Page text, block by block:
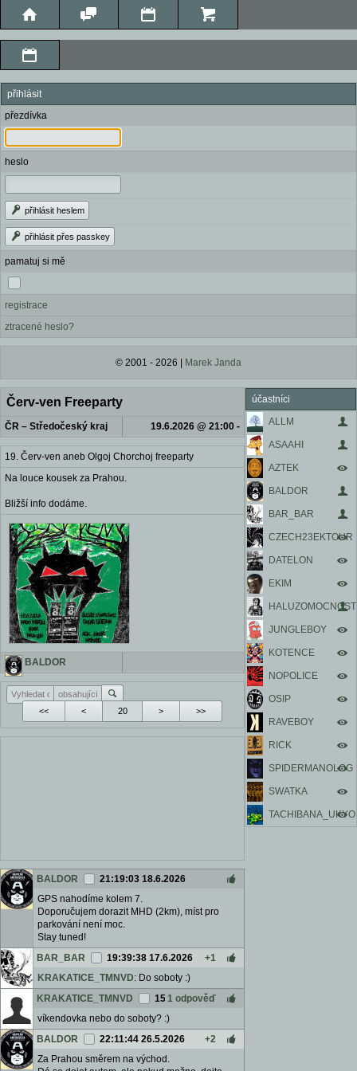
přihlásit
přezdívka
heslo
přihlásit heslem
přihlásit přes passkey
pamatuj si mě
registrace
ztracené heslo?
© 2001 - 2026 | Marek Janda
účastníci
ALLM
ASAAHI
AZTEK
BALDOR
BAR_BAR
CZECH23EKTOUR
DATELON
EKIM
HALUZOMOCNOST
JUNGLEBOY
KOTENCE
NOPOLICE
OSIP
RAVEBOY
RICK
SPIDERMANOLOG
SWATKA
TACHIBANA_UKYO
Červ-ven Freeparty
ČR – Středočeský kraj
19.6.2026 @ 21:00 -
20.6.2026 @ 8:00
19. Červ-ven aneb Olgoj Chorchoj freeparty
Na louce kousek za Prahou.
Bližší info dodáme.
BALDOR
<< < > >>
BALDOR
21:19:03 18.6.2026
GPS nahodíme kolem 7.
Doporučujem dorazit MHD (2km), míst pro
parkování není moc.
Stay tuned!
BAR_BAR
19:39:38 17.6.2026
+1
KRAKATICE_TMNVD: Do soboty :)
KRAKATICE_TMNVD
15:10:13 17.6.2026
1 odpověď
víkendovka nebo do soboty? :)
BALDOR
22:11:44 26.5.2026
+2
Za Prahou směrem na východ.